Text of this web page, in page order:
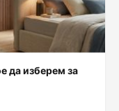
да изберем за